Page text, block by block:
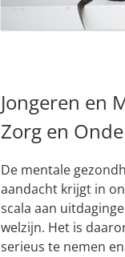
Jongeren en
Zorg en
De mentale
aandacht krijgt in
scala aan
welzijn. Het is
serieus te nemen